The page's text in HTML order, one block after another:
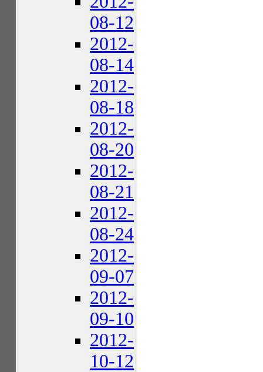
08-12
2012-
08-14
2012-
08-18
2012-
08-20
2012-
08-21
2012-
08-24
2012-
09-07
2012-
09-10
2012-
10-12